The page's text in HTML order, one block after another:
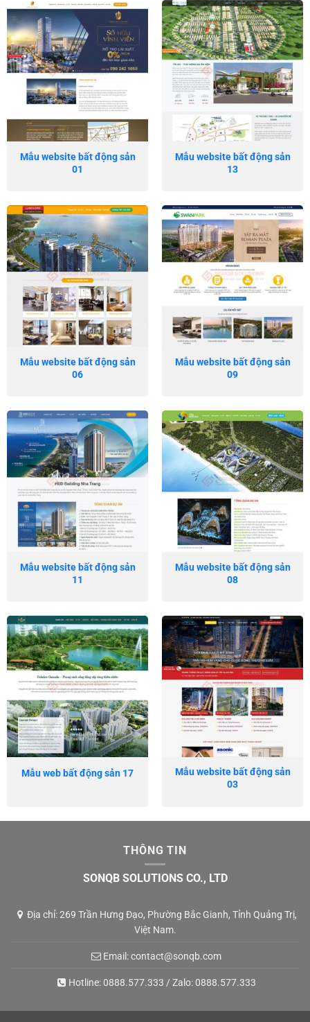
Mẫu website bất động sản
01
Mẫu website bất động sản
13
Mẫu website bất động sản
06
Mẫu website bất động sản
09
Mẫu website bất động sản
11
Mẫu website bất động sản
08
Mẫu web bất động sản 17
Mẫu website bất động sản
03
THÔNG TIN
SONQB SOLUTIONS CO., LTD
Địa chỉ: 269 Trần Hưng Đạo, Phường Bắc Gianh, Tỉnh Quảng Trị,
Việt Nam.
Email:contact@sonqb.com
Hotline:0888.577.333 / Zalo:0888.577.333